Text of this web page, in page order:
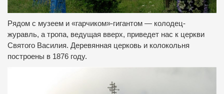
Рядом с музеем и «гарчиком»-гигантом — колодец-
журавль, а тропа, ведущая вверх, приведет нас к церкви
Святого Василия. Деревянная церковь и колокольня
построены в 1876 году.